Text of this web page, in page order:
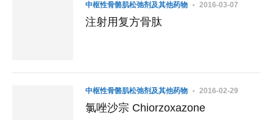
中枢性骨骼肌松弛剂及其他药物 2016-03-07
注射用复方骨肽
中枢性骨骼肌松弛剂及其他药物 2016-02-29
氯唑沙宗 Chiorzoxazone